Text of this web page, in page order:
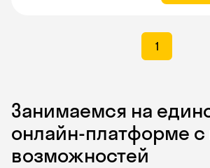
1
Занимаемся на
онлайн-платформе
возможностей